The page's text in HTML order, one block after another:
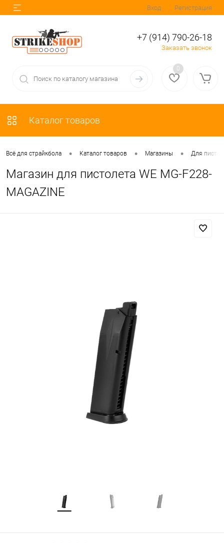
Вход Регистрация
+7 (914) 790-26-18
Заказать звонок
0
Каталог товаров
Всё для страйкбола • Каталог товаров • Магазины • Для
Магазин для пистолета WE MG-F228-
MAGAZINE